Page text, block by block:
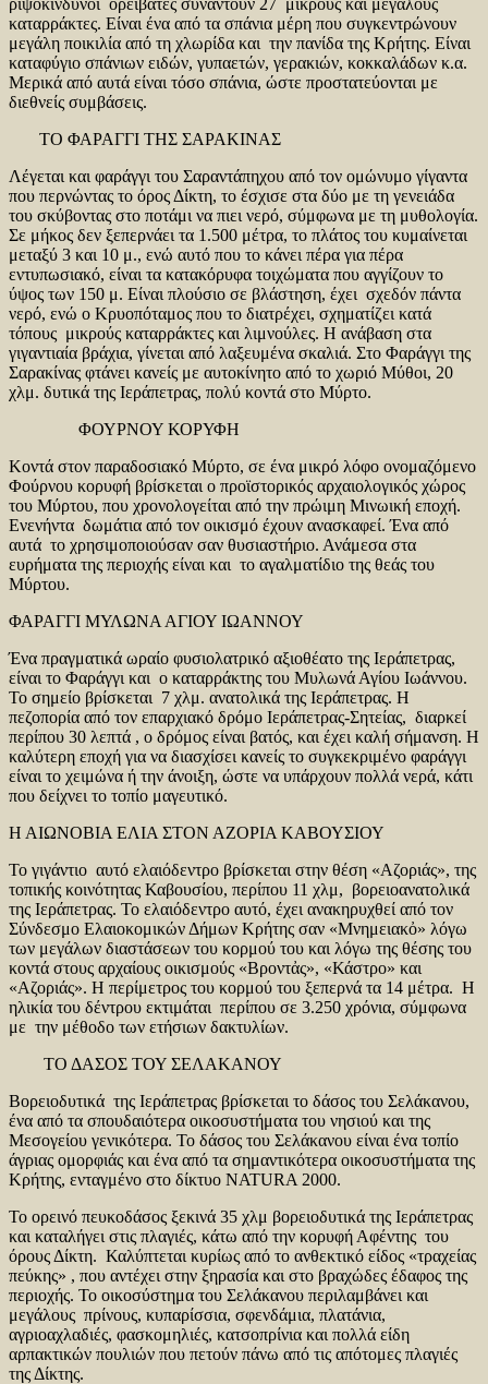
καταρράκτες. Είναι ένα από τα σπάνια μέρη που συγκεντρώνουν
μεγάλη ποικιλία από τη χλωρίδα και την πανίδα της Κρήτης. Είναι
καταφύγιο σπάνιων ειδών, γυπαετών, γερακιών, κοκκαλάδων κ.α.
Μερικά από αυτά είναι τόσο σπάνια, ώστε προστατεύονται με
διεθνείς συμβάσεις.
ΤΟ ΦΑΡΑΓΓΙ ΤΗΣ ΣΑΡΑΚΙΝΑΣ
Λέγεται και φαράγγι του Σαραντάπηχου από τον ομώνυμο γίγαντα
που περνώντας το όρος Δίκτη, το έσχισε στα δύο με τη γενειάδα
του σκύβοντας στο ποτάμι να πιει νερό, σύμφωνα με τη μυθολογία.
Σε μήκος δεν ξεπερνάει τα 1.500 μέτρα, το πλάτος του κυμαίνεται
μεταξύ 3 και 10 μ., ενώ αυτό που το κάνει πέρα για πέρα
εντυπωσιακό, είναι τα κατακόρυφα τοιχώματα που αγγίζουν το
ύψος των 150 μ. Είναι πλούσιο σε βλάστηση, έχει σχεδόν πάντα
νερό, ενώ ο Κρυοπόταμος που το διατρέχει, σχηματίζει κατά
τόπους μικρούς καταρράκτες και λιμνούλες. Η ανάβαση στα
γιγαντιαία βράχια, γίνεται από λαξευμένα σκαλιά. Στο Φαράγγι της
Σαρακίνας φτάνει κανείς με αυτοκίνητο από το χωριό Μύθοι, 20
χλμ. δυτικά της Ιεράπετρας, πολύ κοντά στο Μύρτο.
ΦΟΥΡΝΟΥ ΚΟΡΥΦΗ
Κοντά στον παραδοσιακό Μύρτο, σε ένα μικρό λόφο ονομαζόμενο
Φούρνου κορυφή βρίσκεται ο προϊστορικός αρχαιολογικός χώρος
του Μύρτου, που χρονολογείται από την πρώιμη Μινωική εποχή.
Ενενήντα δωμάτια από τον οικισμό έχουν ανασκαφεί. Ένα από
αυτά το χρησιμοποιούσαν σαν θυσιαστήριο. Ανάμεσα στα
ευρήματα της περιοχής είναι και το αγαλματίδιο της θεάς του
Μύρτου.
ΦΑΡΑΓΓΙ ΜΥΛΩΝΑ ΑΓΙΟΥ ΙΩΑΝΝΟΥ
Ένα πραγματικά ωραίο φυσιολατρικό αξιοθέατο της Ιεράπετρας,
είναι το Φαράγγι και ο καταρράκτης του Μυλωνά Αγίου Ιωάννου.
Το σημείο βρίσκεται 7 χλμ. ανατολικά της Ιεράπετρας. Η
πεζοπορία από τον επαρχιακό δρόμο Ιεράπετρας-Σητείας, διαρκεί
περίπου 30 λεπτά , ο δρόμος είναι βατός, και έχει καλή σήμανση. Η
καλύτερη εποχή για να διασχίσει κανείς το συγκεκριμένο φαράγγι
είναι το χειμώνα ή την άνοιξη, ώστε να υπάρχουν πολλά νερά, κάτι
που δείχνει το τοπίο μαγευτικό.
Η ΑΙΩΝΟΒΙΑ ΕΛΙΑ ΣΤΟΝ ΑΖΟΡΙΑ ΚΑΒΟΥΣΙΟΥ
Το γιγάντιο αυτό ελαιόδεντρο βρίσκεται στην θέση «Αζοριάς», της
τοπικής κοινότητας Καβουσίου, περίπου 11 χλμ, βορειοανατολικά
της Ιεράπετρας. Το ελαιόδεντρο αυτό, έχει ανακηρυχθεί από τον
Σύνδεσμο Ελαιοκομικών Δήμων Κρήτης σαν «Μνημειακὀ» λόγω
των μεγάλων διαστάσεων του κορμού του και λόγω της θέσης του
κοντά στους αρχαίους οικισμούς «Βροντἀς», «Κάστρο» και
«Αζοριάς». Η περίμετρος του κορμού του ξεπερνά τα 14 μέτρα. H
ηλικία του δέντρου εκτιμάται περίπου σε 3.250 χρόνια, σύμφωνα
με την μέθοδο των ετήσιων δακτυλίων.
ΤΟ ΔΑΣΟΣ ΤΟΥ ΣΕΛΑΚΑΝΟΥ
Βορειοδυτικά της Ιεράπετρας βρίσκεται το δάσος του Σελάκανου,
ένα από τα σπουδαιότερα οικοσυστήματα του νησιού και της
Μεσογείου γενικότερα. Το δάσος του Σελάκανου είναι ένα τοπίο
άγριας ομορφιάς και ένα από τα σημαντικότερα οικοσυστήματα της
Κρήτης, ενταγμένο στο δίκτυο NATURA 2000.
To ορεινό πευκοδάσος ξεκινά 35 χλμ βορειοδυτικά της Ιεράπετρας
και καταλήγει στις πλαγιές, κάτω από την κορυφή Αφέντης του
όρους Δίκτη. Καλύπτεται κυρίως από το ανθεκτικό είδος «τραχείας
πεύκης» , που αντέχει στην ξηρασία και στο βραχώδες έδαφος της
περιοχής. Το οικοσύστημα του Σελάκανου περιλαμβάνει και
μεγάλους πρίνους, κυπαρίσσια, σφενδάμια, πλατάνια,
αγριοαχλαδιές, φασκομηλιές, κατσοπρίνια και πολλά είδη
αρπακτικών πουλιών που πετούν πάνω από τις απότομες πλαγιές
της Δίκτης.